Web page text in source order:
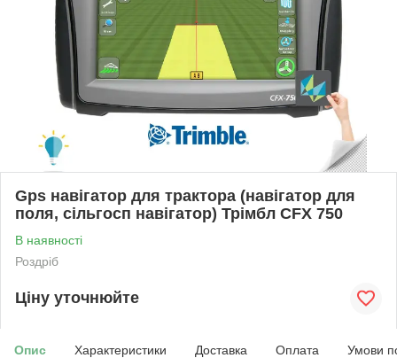
Gps навігатор для трактора (навігатор для
поля, сільгосп навігатор) Трімбл CFX 750
В наявності
Роздріб
Ціну уточнюйте
Опис Характеристики Доставка Оплата Умови